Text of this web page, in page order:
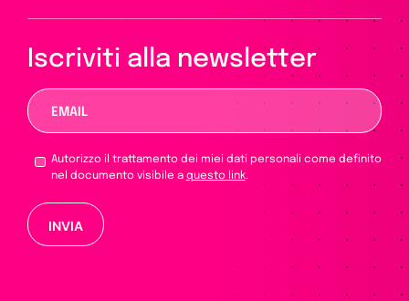
Iscriviti alla newsletter
Autorizzo il trattamento dei miei dati personali come definito
nel documento visibile a questo link.
Si prega di lasciare vuoto questo campo.